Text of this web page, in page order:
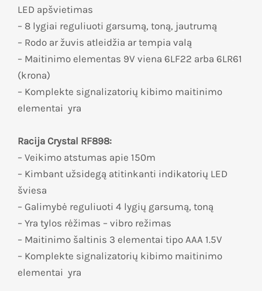
LED apšvietimas
– 8 lygiai reguliuoti garsumą, toną, jautrumą
– Rodo ar žuvis atleidžia ar tempia valą
– Maitinimo elementas 9V viena 6LF22 arba 6LR61
(krona)
– Komplekte signalizatorių kibimo maitinimo
elementai yra
Racija Crystal RF898:
– Veikimo atstumas apie 150m
– Kimbant užsidegą atitinkanti indikatorių LED
šviesa
– Galimybė reguliuoti 4 lygių garsumą, toną
– Yra tylos rėžimas – vibro režimas
– Maitinimo šaltinis 3 elementai tipo AAA 1.5V
– Komplekte signalizatorių kibimo maitinimo
elementai yra